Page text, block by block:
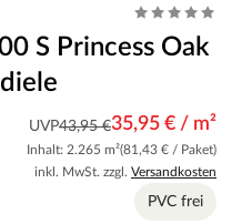
S Princess Oak
UVP43,95 €35,95 € / m²
Inhalt: 2.265 m²(81,43 € / Paket)
inkl. MwSt. zzgl. Versandkosten
PVC frei